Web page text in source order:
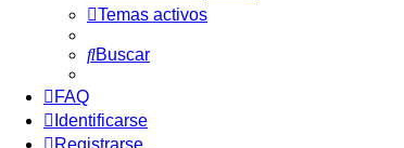
Temas activos
Buscar
FAQ
Identificarse